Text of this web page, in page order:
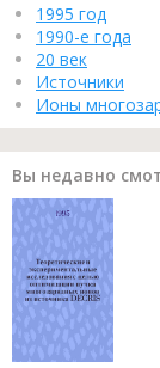
1995 год
1990-е года
20 век
Источники
Ионы
Вы недавно